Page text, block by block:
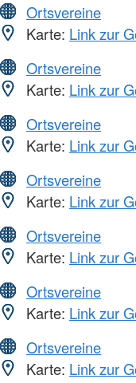
Ortsvereine
Karte: Link zur
Ortsvereine
Karte: Link zur
Ortsvereine
Karte: Link zur
Ortsvereine
Karte: Link zur
Ortsvereine
Karte: Link zur
Ortsvereine
Karte: Link zur
Ortsvereine
Karte: Link zur